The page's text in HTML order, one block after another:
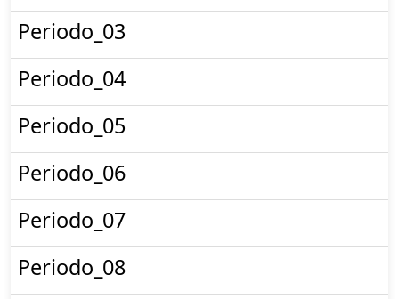
Periodo_03
Periodo_04
Periodo_05
Periodo_06
Periodo_07
Periodo_08